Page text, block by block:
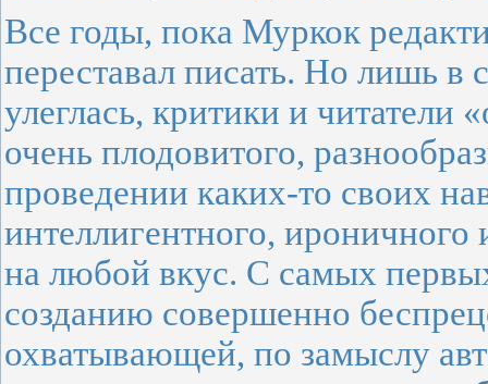
Все годы, пока Муркок
переставал писать. Но лишь в
улеглась, критики и
очень плодовитого,
проведении каких-то своих
интеллигентного,
на любой вкус. С самых
созданию совершенно
охватывающей, по замыслу